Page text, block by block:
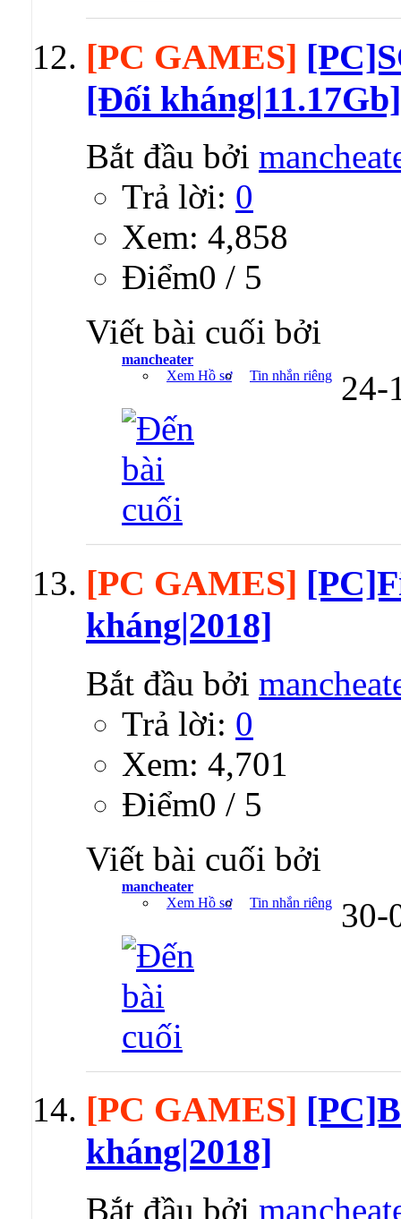
[PC GAMES]
[Đối kháng|11.17Gb]
Bắt đầu bởi
Trả lời: 0
Xem: 4,858
Ðiểm0 / 5
Viết bài cuối bởi
mancheater
Xem Hồ sơ
Tin nhắn riêng 24-
[PC GAMES]
kháng|2018]
Bắt đầu bởi
Trả lời: 0
Xem: 4,701
Ðiểm0 / 5
Viết bài cuối bởi
mancheater
Xem Hồ sơ
Tin nhắn riêng 30-
[PC GAMES]
kháng|2018]
Bắt đầu bởi